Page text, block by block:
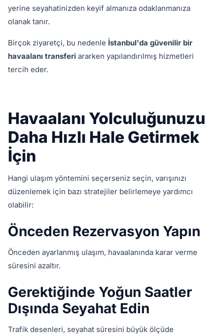
yerine seyahatinizden keyif almanıza odaklanmanıza
olanak tanır.
Birçok ziyaretçi, bu nedenle İstanbul'da güvenilir bir
havaalanı transferi ararken yapılandırılmış hizmetleri
tercih eder.
Havaalanı Yolculuğunuzu
Daha Hızlı Hale Getirmek
İçin
Hangi ulaşım yöntemini seçerseniz seçin, varışınızı
düzenlemek için bazı stratejiler belirlemeye yardımcı
olabilir:
Önceden Rezervasyon Yapın
Önceden ayarlanmış ulaşım, havaalanında karar verme
süresini azaltır.
Gerektiğinde Yoğun Saatler
Dışında Seyahat Edin
Trafik desenleri, seyahat süresini büyük ölçüde